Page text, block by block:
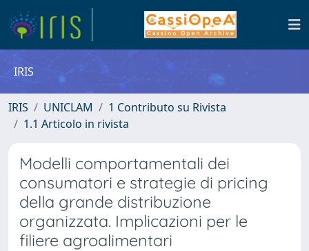
IRIS
IRIS UNICLAM
1 Contributo su Rivista
1.1 Articolo in rivista
Modelli comportamentali dei
consumatori e strategie di pricing
della grande distribuzione
organizzata. Implicazioni per le
filiere agroalimentari